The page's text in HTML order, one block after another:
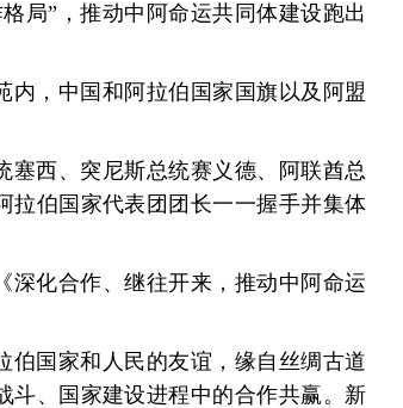
局”，推动中阿命运共同体建设跑出
内，中国和阿拉伯国家国旗以及阿盟
塞西、突尼斯总统赛义德、阿联酋总
拉伯国家代表团团长一一握手并集体
深化合作、继往开来，推动中阿命运
伯国家和人民的友谊，缘自丝绸古道
斗、国家建设进程中的合作共赢。新